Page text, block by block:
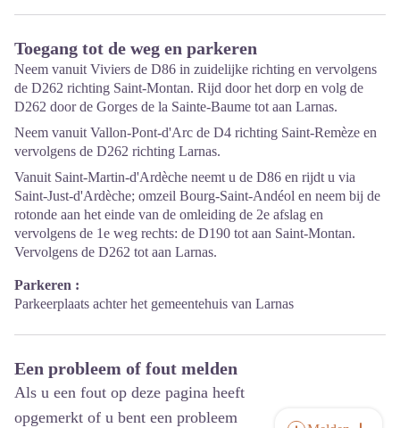
Toegang tot de weg en parkeren
Neem vanuit Viviers de D86 in zuidelijke richting en vervolgens
de D262 richting Saint-Montan. Rijd door het dorp en volg de
D262 door de Gorges de la Sainte-Baume tot aan Larnas.
Neem vanuit Vallon-Pont-d'Arc de D4 richting Saint-Remèze en
vervolgens de D262 richting Larnas.
Vanuit Saint-Martin-d'Ardèche neemt u de D86 en rijdt u via
Saint-Just-d'Ardèche; omzeil Bourg-Saint-Andéol en neem bij de
rotonde aan het einde van de omleiding de 2e afslag en
vervolgens de 1e weg rechts: de D190 tot aan Saint-Montan.
Vervolgens de D262 tot aan Larnas.
Parkeren :
Parkeerplaats achter het gemeentehuis van Larnas
Een probleem of fout melden
Als u een fout op deze pagina heeft
opgemerkt of u bent een probleem